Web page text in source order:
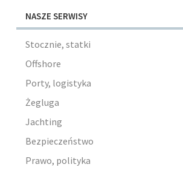
NASZE SERWISY
Stocznie, statki
Offshore
Porty, logistyka
Żegluga
Jachting
Bezpieczeństwo
Prawo, polityka